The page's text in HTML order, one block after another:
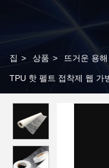
집 > 상품 > 뜨거운 용
TPU 핫 펠트 접착제 웹 가